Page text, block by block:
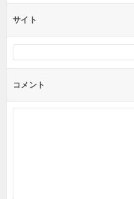
サイト
コメント